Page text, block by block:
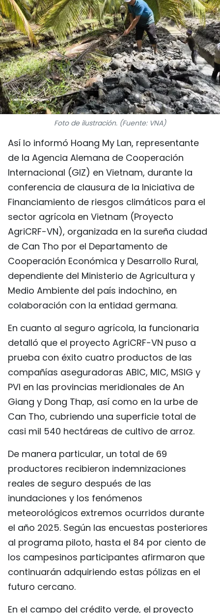
HISTORIAS MULTIMEDIA
FOTOGRAFÍA
¿QUIÉNES SOMOS?
TIẾNG VIỆT
ENGLISH
中文
FRANÇAIS
РУССКИЙ
Foto de ilustración. (Fuente: VNA)
Así lo informó Hoang My Lan, representante
de la Agencia Alemana de Cooperación
Internacional (GIZ) en Vietnam, durante la
conferencia de clausura de la Iniciativa de
Financiamiento de riesgos climáticos para el
sector agrícola en Vietnam (Proyecto
AgriCRF-VN), organizada en la sureña ciudad
de Can Tho por el Departamento de
Cooperación Económica y Desarrollo Rural,
dependiente del Ministerio de Agricultura y
Medio Ambiente del país indochino, en
colaboración con la entidad germana.
En cuanto al seguro agrícola, la funcionaria
detalló que el proyecto AgriCRF-VN puso a
prueba con éxito cuatro productos de las
compañías aseguradoras ABIC, MIC, MSIG y
PVI en las provincias meridionales de An
Giang y Dong Thap, así como en la urbe de
Can Tho, cubriendo una superficie total de
casi mil 540 hectáreas de cultivo de arroz.
De manera particular, un total de 69
productores recibieron indemnizaciones
reales de seguro después de las
inundaciones y los fenómenos
meteorológicos extremos ocurridos durante
el año 2025. Según las encuestas posteriores
al programa piloto, hasta el 84 por ciento de
los campesinos participantes afirmaron que
continuarán adquiriendo estas pólizas en el
futuro cercano.
En el campo del crédito verde, el proyecto